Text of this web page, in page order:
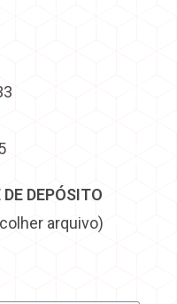
DEPÓSITO
arquivo)